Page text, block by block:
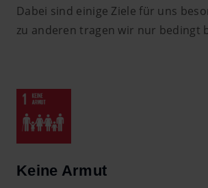
Dabei sind einige Ziele für uns
zu anderen tragen wir nur bedingt
Keine Armut